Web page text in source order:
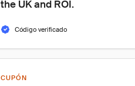
the UK and ROI.
Código verificado
CUPÓN